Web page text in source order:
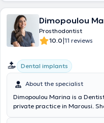
Dimopoulou
Prosthodontist
10.0|11 reviews
Dental implants
About the specialist
Dimopoulou Marina is a
private practice in Marousi.